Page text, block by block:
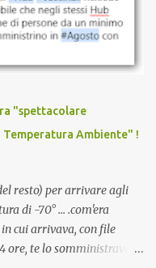
mai visto
fatto. Se non sei stato
di farti sentire una
un vaccino che minacci le
il lavoro o la
che permettesse a un
Dopo tutti i vaccini
"spettacolare
Temperatura Ambiente" !
resto) per arrivare agli
di -70° ... .com'era
cui arrivava, con file
ore, te lo somministravano